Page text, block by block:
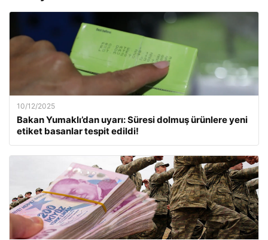
10/12/2025
Bakan Yumaklı’dan uyarı: Süresi dolmuş ürünlere yeni
etiket basanlar tespit edildi!